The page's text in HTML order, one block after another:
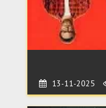
13-11-2025